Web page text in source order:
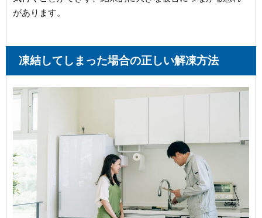
があります。
凍結してしまった場合の正しい解凍方法